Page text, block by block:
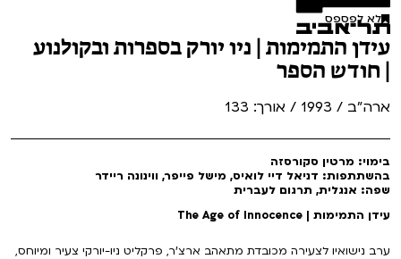
עידן התמימות | ניו יורק בספרות ובקולנוע
| חודש הספר
ארה"ב / 1993 / אורך: 133
לא לפספס
בימוי: מרטין סקורסזה
בהשתתפות: דניאל דיי לואיס, מישל פייפר, ווינונה ריידר
שפה: אנגלית, תרגום לעברית
עידן התמימות | The Age of Innocence
ערב נישואיו לצעירה מכובדת מתאהב ארצ'ר, פרקליט ניו-יורקי צעיר ומיוחס,